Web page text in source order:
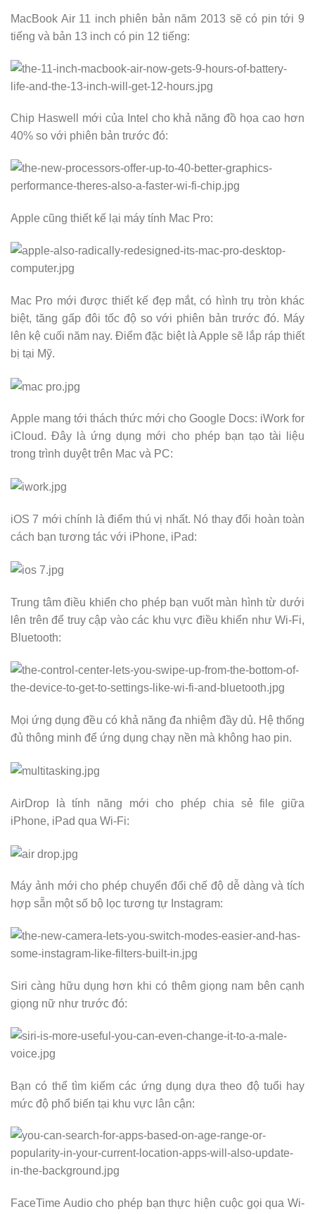
MacBook Air 11 inch phiên bản năm 2013 sẽ có pin tới 9
tiếng và bản 13 inch có pin 12 tiếng:
Chip Haswell mới của Intel cho khả năng đồ họa cao hơn
40% so với phiên bản trước đó:
Apple cũng thiết kế lại máy tính Mac Pro:
Mac Pro mới được thiết kế đẹp mắt, có hình trụ tròn khác
biệt, tăng gấp đôi tốc độ so với phiên bản trước đó. Máy
lên kệ cuối năm nay. Điểm đặc biệt là Apple sẽ lắp ráp thiết
bị tại Mỹ.
Apple mang tới thách thức mới cho Google Docs: iWork for
iCloud. Đây là ứng dụng mới cho phép bạn tạo tài liệu
trong trình duyệt trên Mac và PC:
iOS 7 mới chính là điểm thú vị nhất. Nó thay đổi hoàn toàn
cách bạn tương tác với iPhone, iPad:
Trung tâm điều khiển cho phép bạn vuốt màn hình từ dưới
lên trên để truy cập vào các khu vực điều khiển như Wi-Fi,
Bluetooth:
Mọi ứng dụng đều có khả năng đa nhiệm đầy dủ. Hệ thống
đủ thông minh để ứng dụng chạy nền mà không hao pin.
AirDrop là tính năng mới cho phép chia sẻ file giữa
iPhone, iPad qua Wi-Fi:
Máy ảnh mới cho phép chuyển đổi chế độ dễ dàng và tích
hợp sẵn một số bộ lọc tương tự Instagram:
Siri càng hữu dụng hơn khi có thêm giọng nam bên cạnh
giọng nữ như trước đó:
Bạn có thể tìm kiếm các ứng dụng dựa theo độ tuổi hay
mức độ phổ biến tại khu vực lân cận:
FaceTime Audio cho phép bạn thực hiện cuộc gọi qua Wi-